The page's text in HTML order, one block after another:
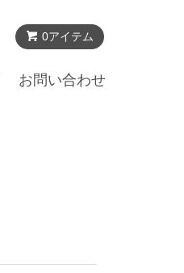
0アイテム
お問い合わせ